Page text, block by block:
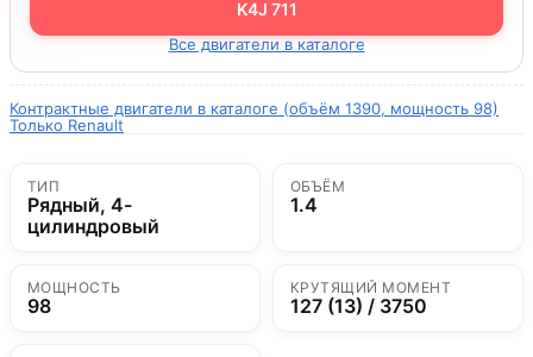
K4J 711
Все двигатели в каталоге
Контрактные двигатели в каталоге (объём 1390, мощность 98)
Только Renault
ТИП
Рядный, 4-
цилиндровый
ОБЪЁМ
1.4
МОЩНОСТЬ
98
КРУТЯЩИЙ МОМЕНТ
127 (13) / 3750